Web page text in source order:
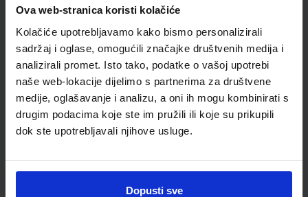
Ova web-stranica koristi kolačiće
Kolačiće upotrebljavamo kako bismo personalizirali
sadržaj i oglase, omogućili značajke društvenih medija i
analizirali promet. Isto tako, podatke o vašoj upotrebi
naše web-lokacije dijelimo s partnerima za društvene
medije, oglašavanje i analizu, a oni ih mogu kombinirati s
drugim podacima koje ste im pružili ili koje su prikupili
dok ste upotrebljavali njihove usluge.
Dopusti sve
Omot PVC za školske
413x287; tip 239
0,85 €